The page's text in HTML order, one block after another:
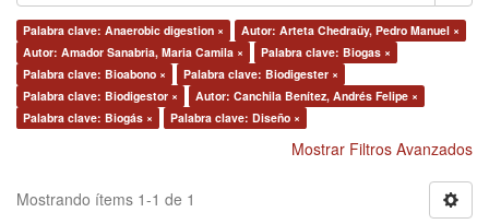
Palabra clave: Anaerobic digestion ×
Autor: Arteta Chedraüy, Pedro Manuel ×
Autor: Amador Sanabria, Maria Camila ×
Palabra clave: Biogas ×
Palabra clave: Bioabono ×
Palabra clave: Biodigester ×
Palabra clave: Biodigestor ×
Autor: Canchila Benítez, Andrés Felipe ×
Palabra clave: Biogás ×
Palabra clave: Diseño ×
Mostrar Filtros Avanzados
Mostrando ítems 1-1 de 1